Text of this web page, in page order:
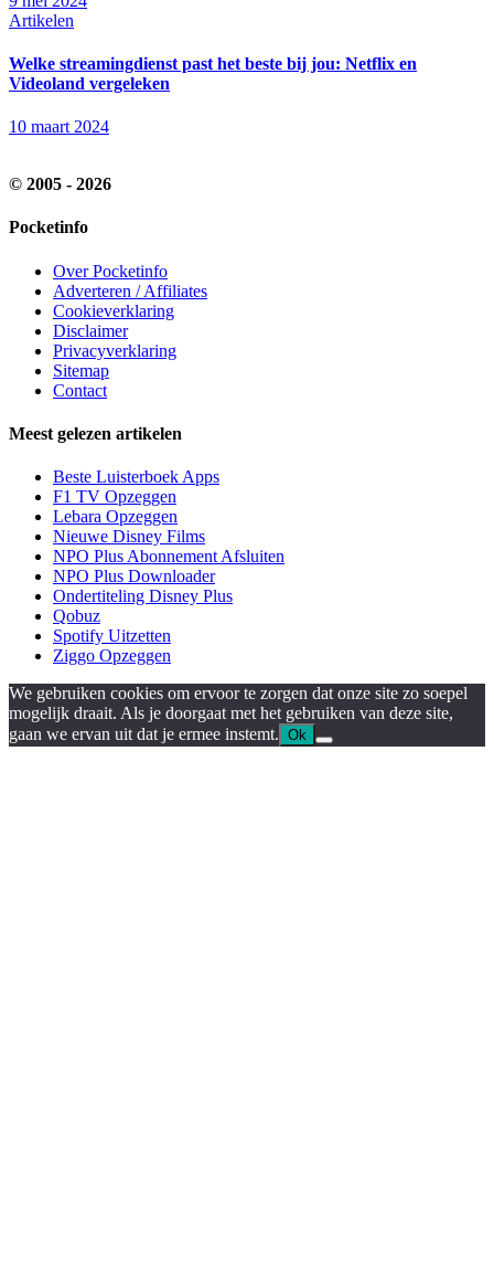
Artikelen
Welke streamingdienst past het beste bij jou: Netflix en
Videoland vergeleken
10 maart 2024
© 2005 - 2026
Pocketinfo
Over Pocketinfo
Adverteren / Affiliates
Cookieverklaring
Disclaimer
Privacyverklaring
Sitemap
Contact
Meest gelezen artikelen
Beste Luisterboek Apps
F1 TV Opzeggen
Lebara Opzeggen
Nieuwe Disney Films
NPO Plus Abonnement Afsluiten
NPO Plus Downloader
Ondertiteling Disney Plus
Qobuz
Spotify Uitzetten
Ziggo Opzeggen
We gebruiken cookies om ervoor te zorgen dat onze site zo soepel
mogelijk draait. Als je doorgaat met het gebruiken van deze site,
gaan we ervan uit dat je ermee instemt. Ok